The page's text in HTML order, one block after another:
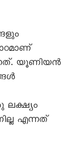
യൂണിയൻ
എന്നത്